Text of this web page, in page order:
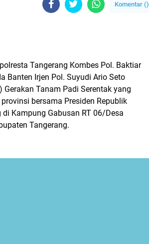
Komentar ()
Tangerang Kombes Pol. Baktiar
Banten Irjen Pol. Suyudi Ario Seto
Tanam Padi Serentak yang
bersama Presiden Republik
Kampung Gabusan RT 06/Desa
Tangerang.